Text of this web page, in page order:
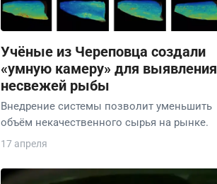
Учёные из Череповца создали
«умную камеру» для выявления
несвежей рыбы
Внедрение системы позволит уменьшить
объём некачественного сырья на рынке.
17 апреля